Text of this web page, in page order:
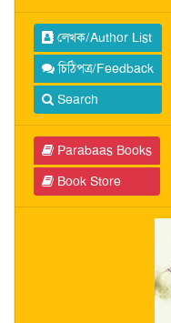
লেখক/Author List
চিঠিপত্র/Feedback
Search
Parabaas Books
Book Store